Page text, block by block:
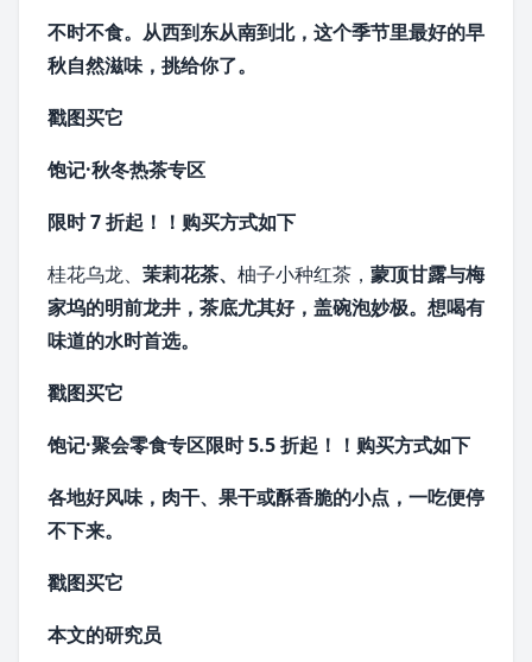
不时不食。从西到东从南到北， 这个季节里最好的早
秋自然滋味， 挑给你了。
戳图买它
饱记·秋冬热茶专区
限时 7 折起！！ 购买方式如下
桂花乌龙、 茉莉花茶、 柚子小种红茶， 蒙顶甘露与梅
家坞的明前龙井 ， 茶底尤其好，盖碗泡妙极。 想喝有
味道的水时首选。
戳图买它
饱记·聚会零食专区限时 5.5 折起！！ 购买方式如下
各地好风味， 肉干、 果干或酥香脆的小点， 一吃便停
不下来。
戳图买它
本文的研究员